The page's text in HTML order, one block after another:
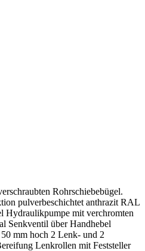
Rohrschiebebügel.
pulverbeschichtet anthrazit RAL
Hydraulikpumpe mit verchromten
Senkventil über Handhebel
mm hoch 2 Lenk- und 2
Lenkrollen mit Feststeller